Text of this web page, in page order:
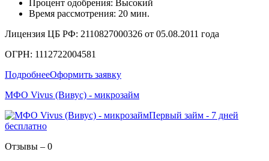
Процент одобрения: Высокий
Время рассмотрения: 20 мин.
Лицензия ЦБ РФ: 2110827000326 от 05.08.2011 года
ОГРН: 1112722004581
ПодробнееОформить заявку
МФО Vivus (Вивус) - микрозайм
Первый займ - 7 дней
бесплатно
Отзывы – 0